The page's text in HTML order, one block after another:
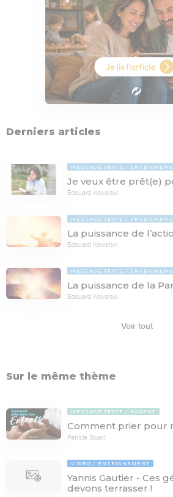
Derniers articles
MESSAGE TEXTE
Je veux être prêt(e)
Edouard Kowalski
MESSAGE TEXTE
La puissance de
Edouard Kowalski
MESSAGE TEXTE
La puissance de la
Edouard Kowalski
Voir tout
Sur le même thème
MESSAGE TEXTE PARENT
Comment prier pour
Patricia Stuart
VIDÉO ENSEIGNEMENT
Yannis Gautier - Ces
devons terrasser !